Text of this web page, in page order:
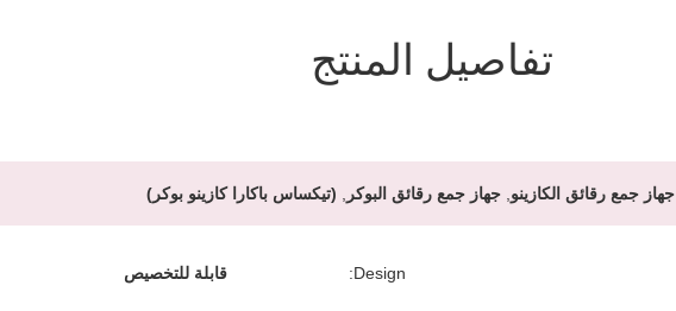
تفاصيل المنتج
جهاز جمع رقائق الكازينو جهاز جمع رقائق البوكر (تيكساس باكارا كازينو بوكر)
Design: قابلة للتخصيص